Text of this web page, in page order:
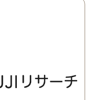
した。定期的に探偵にも
夫を黙らせるには最も有
的な方法だと信じていま